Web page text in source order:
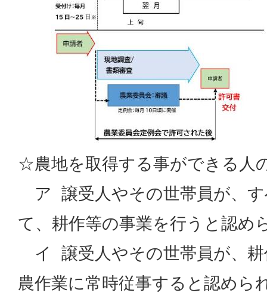
☆農地を取得する事ができる人
ア 譲受人やその世帯員が、
て、耕作等の事業を行うと認
イ 譲受人やその世帯員が、耕
農作業に常時従事すると認めら